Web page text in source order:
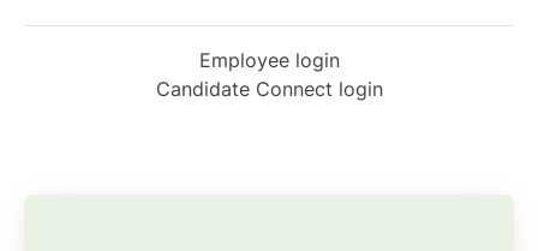
Employee login
Candidate Connect login